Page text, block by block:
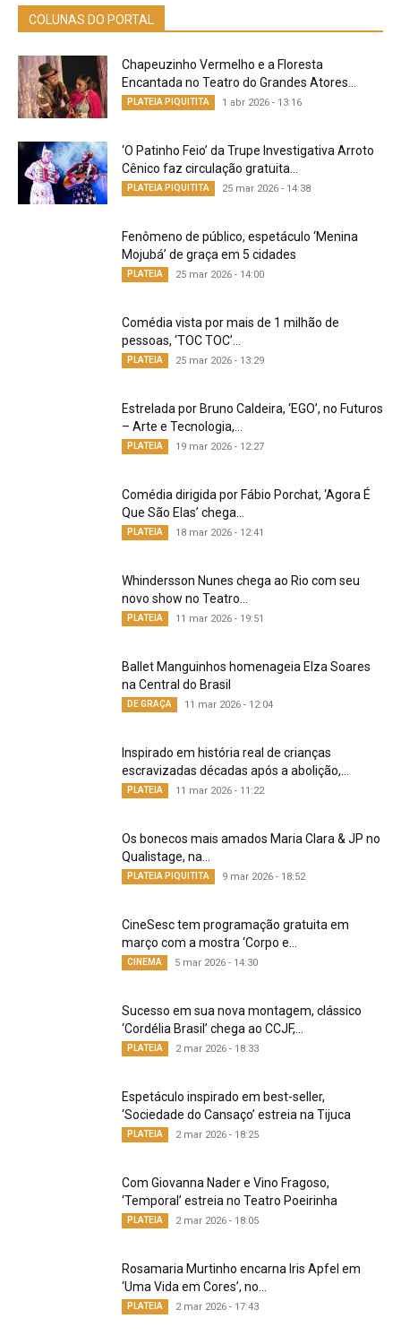
COLUNAS DO PORTAL
Chapeuzinho Vermelho e a Floresta
Encantada no Teatro do Grandes Atores...
PLATEIA PIQUITITA 1 abr 2026 - 13:16
‘O Patinho Feio’ da Trupe Investigativa Arroto
Cênico faz circulação gratuita...
PLATEIA PIQUITITA 25 mar 2026 - 14:38
Fenômeno de público, espetáculo ‘Menina
Mojubá’ de graça em 5 cidades
PLATEIA 25 mar 2026 - 14:00
Comédia vista por mais de 1 milhão de
pessoas, ‘TOC TOC’...
PLATEIA 25 mar 2026 - 13:29
Estrelada por Bruno Caldeira, ‘EGO’, no Futuros
– Arte e Tecnologia,...
PLATEIA 19 mar 2026 - 12:27
Comédia dirigida por Fábio Porchat, ‘Agora É
Que São Elas’ chega...
PLATEIA 18 mar 2026 - 12:41
Whindersson Nunes chega ao Rio com seu
novo show no Teatro...
PLATEIA 11 mar 2026 - 19:51
Ballet Manguinhos homenageia Elza Soares
na Central do Brasil
DE GRAÇA 11 mar 2026 - 12:04
Inspirado em história real de crianças
escravizadas décadas após a abolição,...
PLATEIA 11 mar 2026 - 11:22
Os bonecos mais amados Maria Clara & JP no
Qualistage, na...
PLATEIA PIQUITITA 9 mar 2026 - 18:52
CineSesc tem programação gratuita em
março com a mostra ‘Corpo e...
CINEMA 5 mar 2026 - 14:30
Sucesso em sua nova montagem, clássico
‘Cordélia Brasil’ chega ao CCJF,...
PLATEIA 2 mar 2026 - 18:33
Espetáculo inspirado em best-seller,
‘Sociedade do Cansaço’ estreia na Tijuca
PLATEIA 2 mar 2026 - 18:25
Com Giovanna Nader e Vino Fragoso,
‘Temporal’ estreia no Teatro Poeirinha
PLATEIA 2 mar 2026 - 18:05
Rosamaria Murtinho encarna Iris Apfel em
‘Uma Vida em Cores’, no...
PLATEIA 2 mar 2026 - 17:43